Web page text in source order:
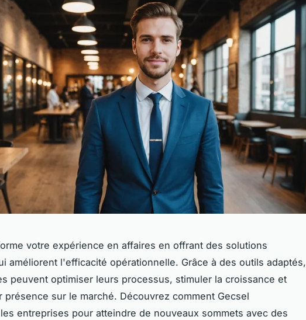
votre expérience en affaires en offrant des solutions
améliorent l'efficacité opérationnelle. Grâce à des outils adaptés,
peuvent optimiser leurs processus, stimuler la croissance et
présence sur le marché. Découvrez comment Gecsel
entreprises pour atteindre de nouveaux sommets avec des